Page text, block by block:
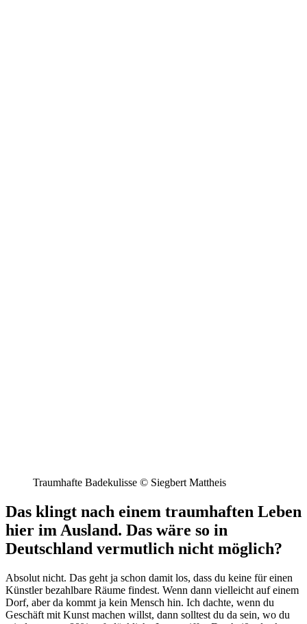
Traumhafte Badekulisse © Siegbert Mattheis
Das klingt nach einem traumhaften Leben
hier im Ausland. Das wäre so in
Deutschland vermutlich nicht möglich?
Absolut nicht. Das geht ja schon damit los, dass du keine für einen
Künstler bezahlbare Räume findest. Wenn dann vielleicht auf einem
Dorf, aber da kommt ja kein Mensch hin. Ich dachte, wenn du
Geschäft mit Kunst machen willst, dann solltest du da sein, wo du